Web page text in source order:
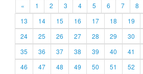
« 1 2 3 4 5 6 7 8
13
14 15 16 17 18 19
24
25 26 27 28 29 30
35
36 37 38 39 40 41
46
47 48 49 50 51 52